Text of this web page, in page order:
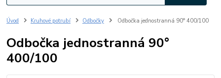
Úvod Kruhové potrubí Odbočky Odbočka jednostranná 90° 400/100
Odbočka jednostranná 90°
400/100